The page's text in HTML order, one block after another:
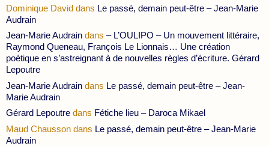
Dominique David dans Le passé, demain peut-être – Jean-Marie
Audrain
Jean-Marie Audrain dans – L’OULIPO – Un mouvement littéraire,
Raymond Queneau, François Le Lionnais… Une création
poétique en s’astreignant à de nouvelles règles d’écriture. Gérard
Lepoutre
Jean-Marie Audrain dans Le passé, demain peut-être – Jean-
Marie Audrain
Gérard Lepoutre dans Fétiche lieu – Daroca Mikael
Maud Chausson dans Le passé, demain peut-être – Jean-Marie
Audrain